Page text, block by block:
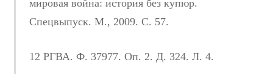
мировая война: история без купюр.
Спецвыпуск. М., 2009. С. 57.
12 РГВА. Ф. 37977. Оп. 2. Д. 324. Л. 4.